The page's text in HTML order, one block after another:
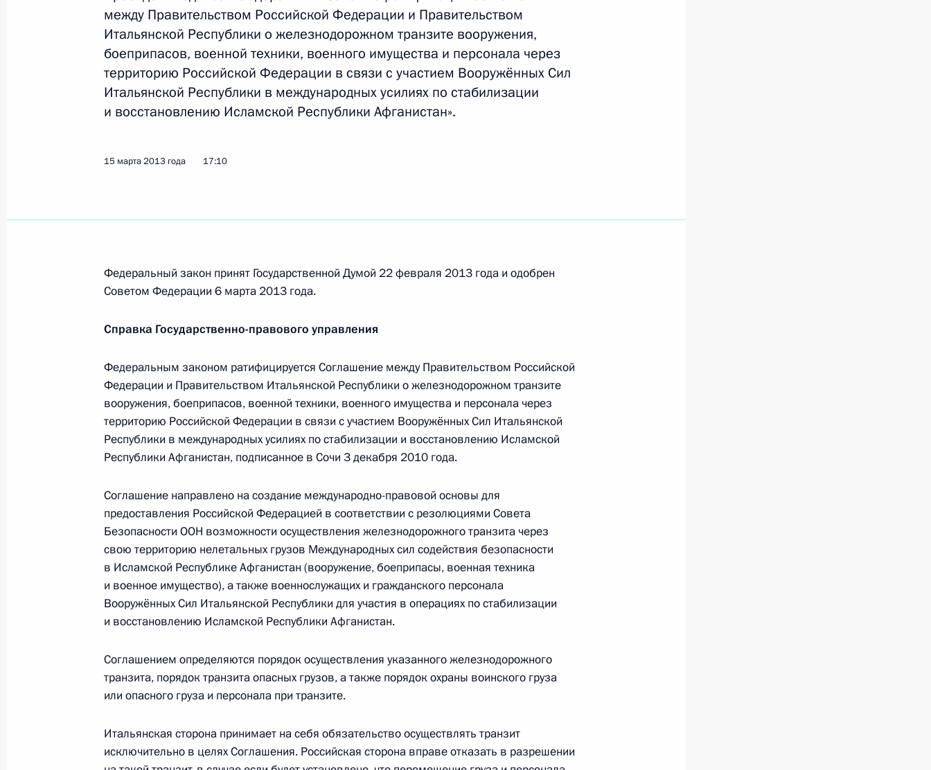
20 марта 2013 года, 11:50
В Госдуму на ратификацию внесено Соглашение о российской военной базе
на территории Таджикистана
20 марта 2013 года, 09:00
19 марта 2013 года, вторник
19 марта 2013 года, 16:00
15 марта 2013 года, пятница
Ратификация российско-казахстанского соглашения о порядке пребывания
граждан одного государства на территории другого государства
Ратификация российско-итальянского соглашения о транзите военного имущества
и персонала в Афганистан
15 марта 2013 года, 17:10
банков
15 марта 2013 года, 17:00
11 марта 2013 года, понедельник
между Правительством Российской Федерации и Правительством
Итальянской Республики о железнодорожном транзите вооружения,
боеприпасов, военной техники, военного имущества и персонала через
территорию Российской Федерации в связи с участием Вооружённых Сил
Итальянской Республики в международных усилиях по стабилизации
и восстановлению Исламской Республики Афганистан».
15 марта 2013 года 17:10
Федеральный закон принят Государственной Думой 22 февраля 2013 года и одобрен
Советом Федерации 6 марта 2013 года.
Справка Государственно-правового управления
Федеральным законом ратифицируется Соглашение между Правительством Российской
Федерации и Правительством Итальянской Республики о железнодорожном транзите
вооружения, боеприпасов, военной техники, военного имущества и персонала через
территорию Российской Федерации в связи с участием Вооружённых Сил Итальянской
Республики в международных усилиях по стабилизации и восстановлению Исламской
Республики Афганистан, подписанное в Сочи 3 декабря 2010 года.
Соглашение направлено на создание международно-правовой основы для
предоставления Российской Федерацией в соответствии с резолюциями Совета
Безопасности ООН возможности осуществления железнодорожного транзита через
свою территорию нелетальных грузов Международных сил содействия безопасности
в Исламской Республике Афганистан (вооружение, боеприпасы, военная техника
и военное имущество), а также военнослужащих и гражданского персонала
Вооружённых Сил Итальянской Республики для участия в операциях по стабилизации
и восстановлению Исламской Республики Афганистан.
Соглашением определяются порядок осуществления указанного железнодорожного
транзита, порядок транзита опасных грузов, а также порядок охраны воинского груза
или опасного груза и персонала при транзите.
Итальянская сторона принимает на себя обязательство осуществлять транзит
исключительно в целях Соглашения. Российская сторона вправе отказать в разрешении